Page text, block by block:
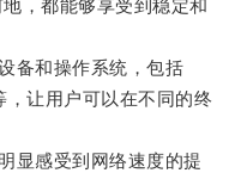
，都能够享受到稳定和
和操作系统，包括
让用户可以在不同的终
感受到网络速度的提